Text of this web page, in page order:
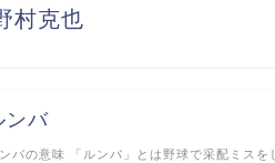
村克也
ンバ
バの意味 「ルンバ」とは野球で采配ミスを